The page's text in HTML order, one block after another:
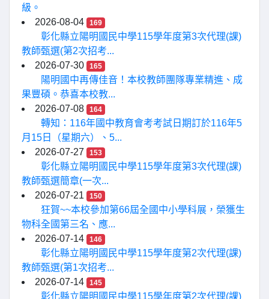
級。
2026-08-04
169
彰化縣立陽明國民中學115學年度第3次代理(課)
教師甄選(第2次招考...
2026-07-30
165
陽明國中再傳佳音！本校教師團隊專業精進、成
果豐碩。恭喜本校教...
2026-07-08
164
轉知：116年國中教育會考考試日期訂於116年5
月15日（星期六）、5...
2026-07-27
153
彰化縣立陽明國民中學115學年度第3次代理(課)
教師甄選簡章(一次...
2026-07-21
150
狂賀~~本校參加第66屆全國中小學科展，榮獲生
物科全國第三名、應...
2026-07-14
146
彰化縣立陽明國民中學115學年度第2次代理(課)
教師甄選(第1次招考...
2026-07-14
145
彰化縣立陽明國民中學115學年度第2次代理(課)